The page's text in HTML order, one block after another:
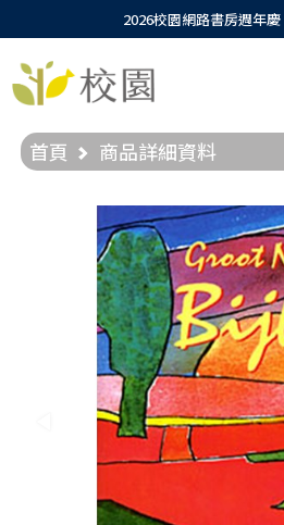
2026校園網路書房週年
首頁 商品詳細資料